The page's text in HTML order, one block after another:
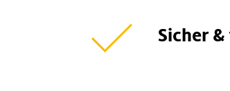
Sicher &